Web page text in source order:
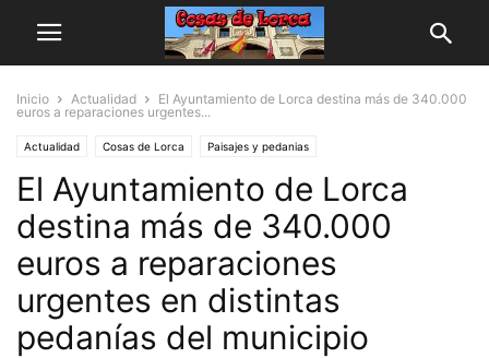
Inicio Actualidad
El Ayuntamiento de Lorca destina más de 340.000
euros a reparaciones urgentes...
Actualidad Cosas de Lorca Paisajes y pedanias
El Ayuntamiento de Lorca
destina más de 340.000
euros a reparaciones
urgentes en distintas
pedanías del municipio